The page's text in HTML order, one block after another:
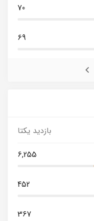
70
69
بازدید یکتا
6,255
452
367